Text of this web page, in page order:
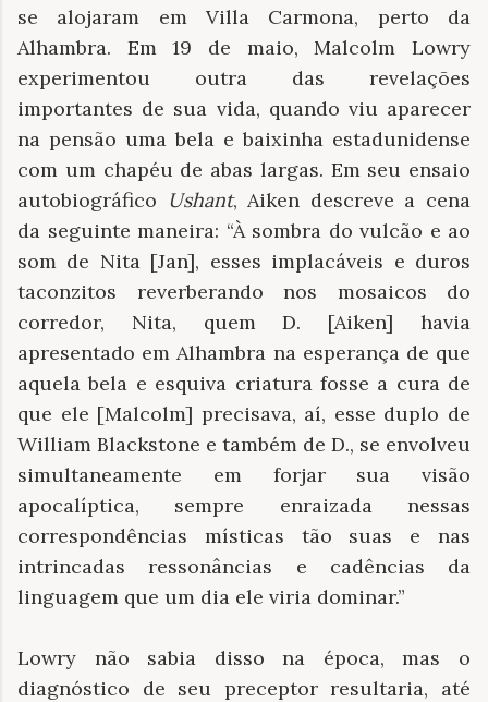
se alojaram em Villa Carmona, perto da
Alhambra. Em 19 de maio, Malcolm Lowry
experimentou outra das revelações
importantes de sua vida, quando viu aparecer
na pensão uma bela e baixinha estadunidense
com um chapéu de abas largas. Em seu ensaio
autobiográfico Ushant, Aiken descreve a cena
da seguinte maneira: “À sombra do vulcão e ao
som de Nita [Jan], esses implacáveis ​​e duros
taconzitos reverberando nos mosaicos do
corredor, Nita, quem D. [Aiken] havia
apresentado em Alhambra na esperança de que
aquela bela e esquiva criatura fosse a cura de
que ele [Malcolm] precisava, aí, esse duplo de
William Blackstone e também de D., se envolveu
simultaneamente em forjar sua visão
apocalíptica, sempre enraizada nessas
correspondências místicas tão suas e nas
intrincadas ressonâncias e cadências da
linguagem que um dia ele viria dominar.”
Lowry não sabia disso na época, mas o
diagnóstico de seu preceptor resultaria, até